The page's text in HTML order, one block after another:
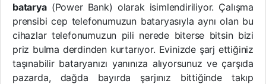
batarya(Power Bank) olarak isimlendiriliyor. Çalışma
prensibi cep telefonumuzun bataryasıyla aynı olan bu
cihazlar telefonumuzun pili nerede biterse bitsin bizi
priz bulma derdinden kurtarıyor. Evinizde şarj ettiğiniz
taşınabilir bataryanızı yanınıza alıyorsunuz ve çarşıda
pazarda, dağda bayırda şarjınız bittiğinde takıp